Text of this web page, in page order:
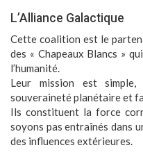
L’Alliance Galactique
Cette coalition est le
des « Chapeaux Blancs »
l’humanité.
Leur mission est
souveraineté planétaire et
Ils constituent la force
soyons pas entraînés dans
des influences extérieures.